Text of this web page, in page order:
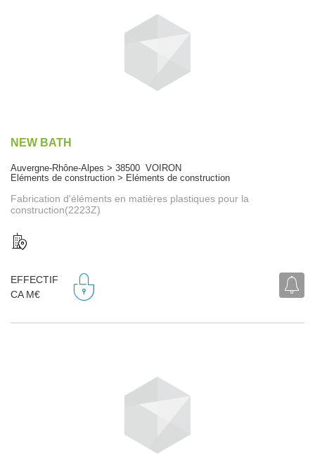
NEW BATH
Auvergne-Rhône-Alpes > 38500 VOIRON
Eléments de construction > Eléments de construction
Fabrication d'éléments en matières plastiques pour la
construction(2223Z)
EFFECTIF
CA M€